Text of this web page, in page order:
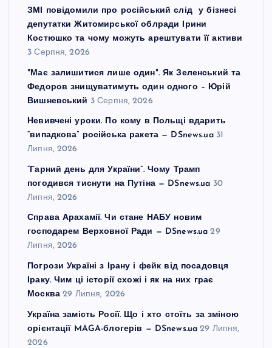
ЗМІ повідомили про російський слід у бізнесі
депутатки Житомирської облради Ірини
Костюшко та чому можуть арештувати її активи
3 Серпня, 2026
"Має залишитися лише один". Як Зеленський та
Федоров знищуватимуть один одного – Юрій
Вишневський 3 Серпня, 2026
Невивчені уроки. По кому в Польщі вдарить
“випадкова” російська ракета — DSnews.ua 31
Липня, 2026
“Гарний день для України”. Чому Трамп
погодився тиснути на Путіна — DSnews.ua 30
Липня, 2026
Справа Арахамії. Чи стане НАБУ новим
господарем Верховної Ради — DSnews.ua 29
Липня, 2026
Погрози Україні з Ірану і фейк від посадовця
Іраку. Чим ці історії схожі і як на них грає
Москва 29 Липня, 2026
Україна замість Росії. Що і хто стоїть за зміною
орієнтації MAGA-блогерів — DSnews.ua 29 Липня,
2026